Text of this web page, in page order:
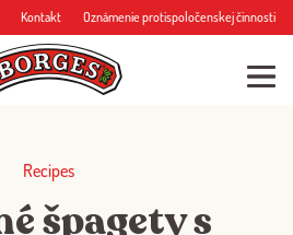
Kontakt Oznámenie protispoločenskej činnosti
Recipes
špagety s